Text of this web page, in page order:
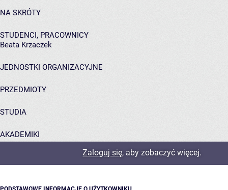
NA SKRÓTY
STUDENCI, PRACOWNICY
Beata Krzaczek
JEDNOSTKI ORGANIZACYJNE
PRZEDMIOTY
STUDIA
AKADEMIKI
Zaloguj się, aby zobaczyć więcej.